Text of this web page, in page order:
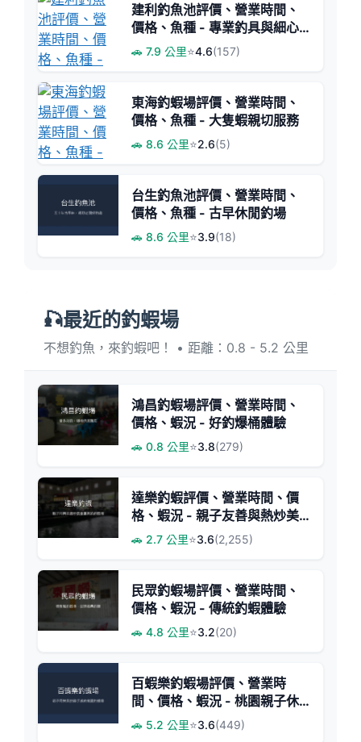
建利釣魚池評價、營業時間、
價格、魚種 - 專業釣具與細心
教學
🚗 7.9 公里⭐4.6(157)
東海釣蝦場評價、營業時間、
價格、魚種 - 大隻蝦親切服務
🚗 8.6 公里⭐2.6(5)
台生釣魚池評價、營業時間、
價格、魚種 - 古早休閒釣場
🚗 8.6 公里⭐3.9(18)
🎣最近的釣蝦場
不想釣魚，來釣蝦吧！ • 距離：0.8 - 5.2 公里
鴻昌釣蝦場評價、營業時間、
價格、蝦況 - 好釣爆桶體驗
🚗 0.8 公里⭐3.8(279)
達樂釣蝦評價、營業時間、價
格、蝦況 - 親子友善與熱炒美
🚗 2.7 公里⭐3.6(2,255)
民眾釣蝦場評價、營業時間、
價格、蝦況 - 傳統釣蝦體驗
🚗 4.8 公里⭐3.2(20)
百蝦樂釣蝦場評價、營業時
間、價格、蝦況 - 桃園親子休
閒釣場
🚗 5.2 公里⭐3.6(449)